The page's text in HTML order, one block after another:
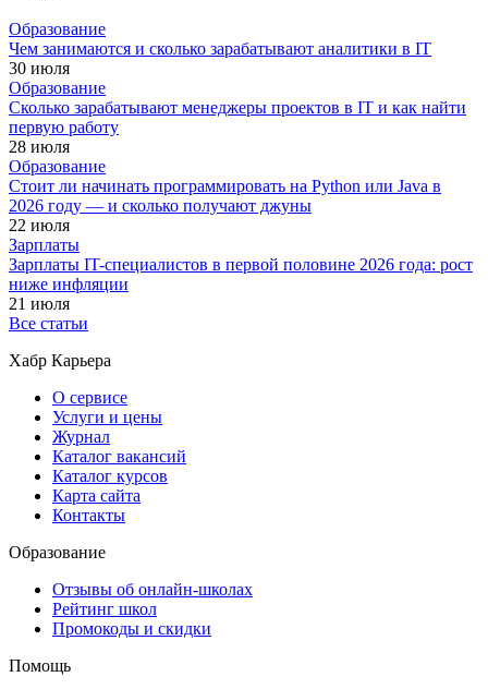
Образование
Чем занимаются и сколько зарабатывают аналитики в IT
30 июля
Образование
Сколько зарабатывают менеджеры проектов в IT и как найти
первую работу
28 июля
Образование
Стоит ли начинать программировать на Python или Java в
2026 году — и сколько получают джуны
22 июля
Зарплаты
Зарплаты IT-специалистов в первой половине 2026 года: рост
ниже инфляции
21 июля
Все статьи
Хабр Карьера
О сервисе
Услуги и цены
Журнал
Каталог вакансий
Каталог курсов
Карта сайта
Контакты
Образование
Отзывы об онлайн-школах
Рейтинг школ
Промокоды и скидки
Помощь